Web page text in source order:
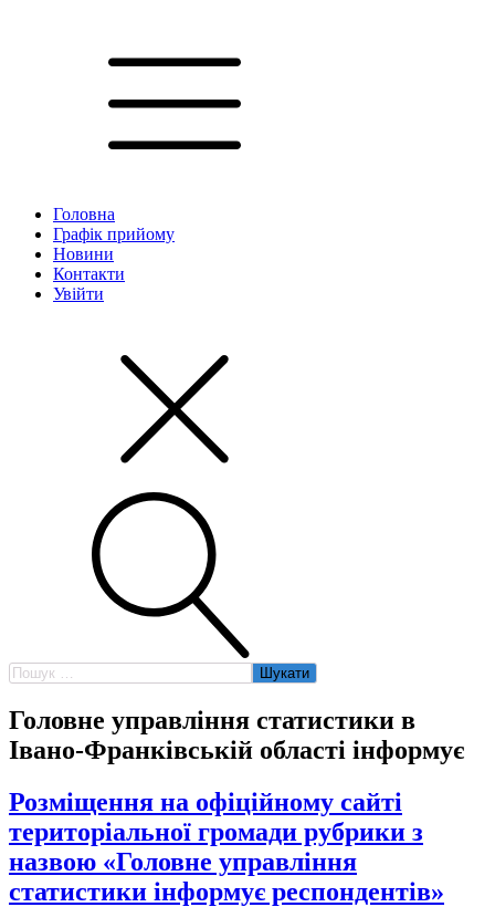
Головна
Графік прийому
Новини
Контакти
Увійти
Пошук:
Головне управління статистики в
Івано-Франківській області інформує
Розміщення на офіційному сайті
територіальної громади рубрики з
назвою «Головне управління
статистики інформує респондентів»